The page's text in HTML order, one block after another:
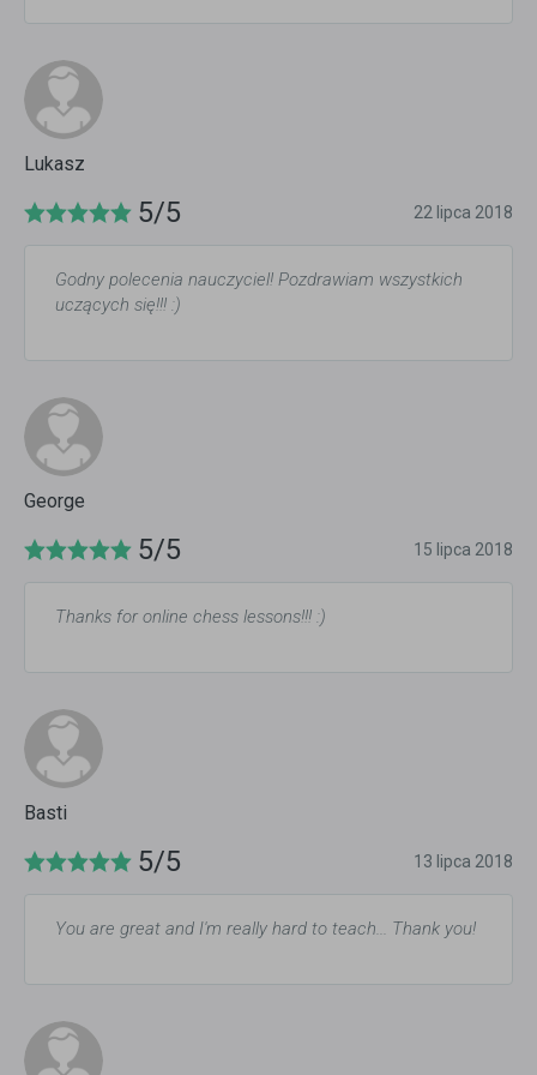
Lukasz
5/5 22 lipca 2018
Godny polecenia nauczyciel! Pozdrawiam wszystkich
uczących się!!! :)
George
5/5 15 lipca 2018
Thanks for online chess lessons!!! :)
Basti
5/5 13 lipca 2018
You are great and I'm really hard to teach... Thank you!